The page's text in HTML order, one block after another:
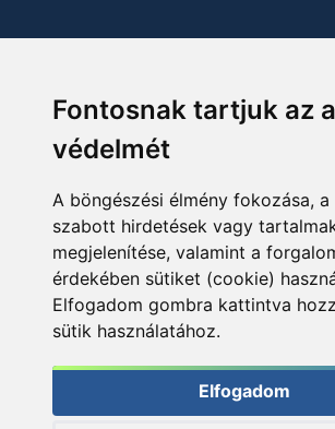
Fontosnak tartjuk az
védelmét
A böngészési élmény fokozása, a
szabott hirdetések vagy
megjelenítése, valamint a
érdekében sütiket (cookie)
Elfogadom gombra kattintva
sütik használatához.
Elfogadom